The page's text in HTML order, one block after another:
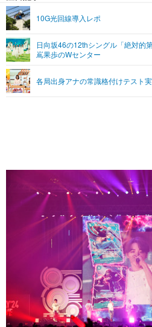
グラビア
ショッピング
ライフTOP
その他
リリース一覧
プッシュ通知の停止方法
10G光回線導入レポ
日向坂46の12thシングル「絶対的
嶌果歩のWセンター
各局出身アナの常識格付けテスト